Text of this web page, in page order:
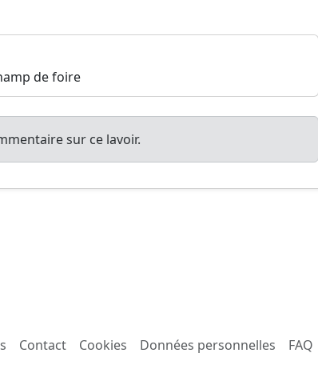
de foire
sur ce lavoir.
Contact Cookies Données personnelles FAQ